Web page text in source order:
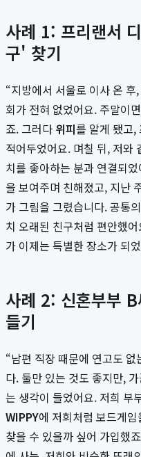
사례 1: 프리랜서
구' 찾기
“지방에서 서울로 이사 온
회가 전혀 없었어요. 주말이
죠. 그러다 위피를 알게 됐고,
적어두었어요. 며칠 뒤, 저와
치를 좋아하는 분과 연결되
을 보여주며 친해졌고, 지난
가 그림을 그렸습니다. 공통
치 오래된 친구처럼 편안했
가 이제는 특별한 장소가 되
사례 2: 신혼부부
들기
“남편 직장 때문에 연고도
다. 둘만 있는 것도 좋지만,
는 생각이 들었어요. 저희 부
WIPPY에 저희처럼 보드게
찾을 수 있을까 싶어 가입했